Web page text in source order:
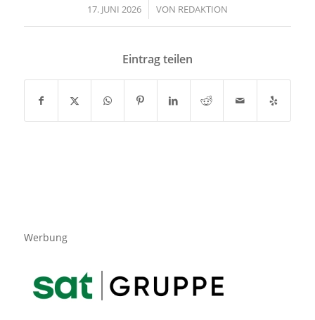
17. JUNI 2026
/ VON REDAKTION
Eintrag teilen
Werbung